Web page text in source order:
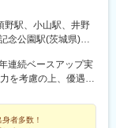
海道】北海道【関
首都圏】東京／埼玉
／愛知／三重／岐
の詳細については、
拠点」よりご確認
野駅、小山駅、井野
念公園駅(茨城県)、
町駅(東京都)、江戸
三丁目駅、学芸大学
加茂宮駅、新座駅、
、三ツ沢上町駅、
連続ベースアップ実
を考慮の上、優遇し
者多数！